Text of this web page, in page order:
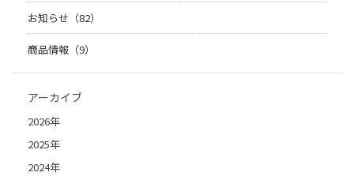
お知らせ（82）
商品情報（9）
アーカイブ
2026年
2025年
2024年